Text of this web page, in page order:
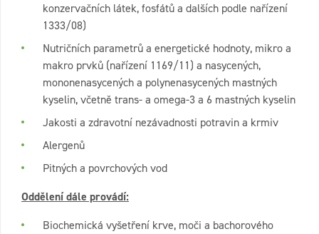
konzervačních látek, fosfátů a dalších podle nařízení
1333/08)
Nutričních parametrů a energetické hodnoty, mikro a
makro prvků (nařízení 1169/11) a nasycených,
mononenasycených a polynenasycených mastných
kyselin, včetně trans- a omega-3 a 6 mastných kyselin
Jakosti a zdravotní nezávadnosti potravin a krmiv
Alergenů
Pitných a povrchových vod
Oddělení dále provádí:
Biochemická vyšetření krve, moči a bachorového